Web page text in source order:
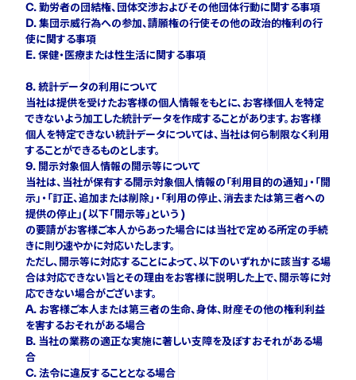
C. 勤労者の団結権、団体交渉およびその他団体行動に関する事項
D. 集団示威行為への参加、請願権の行使その他の政治的権利の行
使に関する事項
E. 保健・医療または性生活に関する事項
8. 統計データの利用について
当社は提供を受けたお客様の個人情報をもとに、お客様個人を特定
できないよう加工した統計データを作成することがあります。お客様
個人を特定できない統計データについては、当社は何ら制限なく利用
することができるものとします。
9. 開示対象個人情報の開示等について
当社は、当社が保有する開示対象個人情報の「利用目的の通知」・「開
示」・「訂正、追加または削除」・「利用の停止、消去または第三者への
提供の停止」( 以下「開示等」という )
の要請がお客様ご本人からあった場合には当社で定める所定の手続
きに則り速やかに対応いたします。
ただし、開示等に対応することによって、以下のいずれかに該当する場
合は対応できない旨とその理由をお客様に説明した上で、開示等に対
応できない場合がございます。
A. お客様ご本人または第三者の生命、身体、財産その他の権利利益
を害するおそれがある場合
B. 当社の業務の適正な実施に著しい支障を及ぼすおそれがある場
合
C. 法令に違反することとなる場合